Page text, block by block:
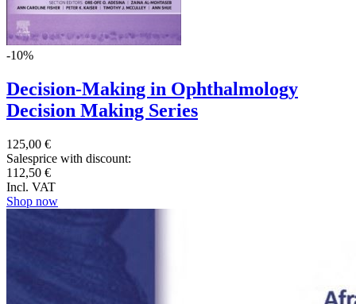
-10%
Decision-Making in Ophthalmology
Decision Making Series
125,00 €
Salesprice with discount:
112,50 €
Incl. VAT
Shop now